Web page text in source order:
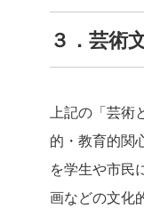
３．芸術
上記の「芸
的・教育的関
を学生や市民
画などの文化